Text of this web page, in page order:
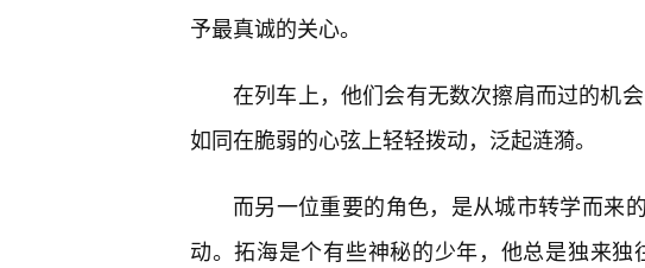
予最真诚的关心。
在列车上，他们会有无数次擦肩而过的机
如同在脆弱的心弦上轻轻拨动，泛起涟漪。
而另一位重要的角色，是从城市转学而来
动。拓海是个有些神秘的少年，他总是独来